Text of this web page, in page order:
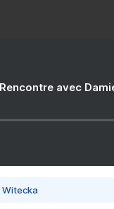
avec
Witecka